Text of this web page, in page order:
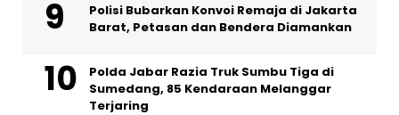
Polisi Bubarkan Konvoi Remaja di Jakarta
Barat, Petasan dan Bendera Diamankan
Polda Jabar Razia Truk Sumbu Tiga di
Sumedang, 85 Kendaraan Melanggar
Terjaring